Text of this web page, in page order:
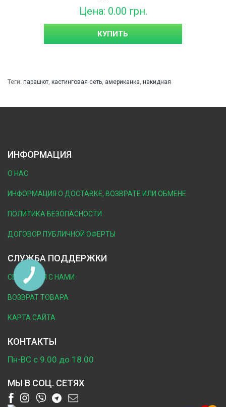
Цена: 0.00 грн.
КУПИТЬ
Теги: парашют, кастинговая сеть, американка, накидная
ИНФОРМАЦИЯ
О НАС
ИНФОРМАЦИЯ О ДОСТАВКЕ, ВОЗВРАТЕ ИЛИ ОБМЕНЕ
ПОЛИТИКА БЕЗОПАСНОСТИ
ДОГОВОР ПУБЛИЧНОЙ ОФЕРТЫ
СЛУЖБА ПОДДЕРЖКИ
СВЯЗАТЬСЯ С НАМИ
ВОЗВРАТ ТОВАРА
КАРТА САЙТА
КОНТАКТЫ
Пн-ВС с 9.00 до 18.00
МЫ В СОЦ. СЕТЯХ
КНОПКА
ЗВ'ЯЗКУ